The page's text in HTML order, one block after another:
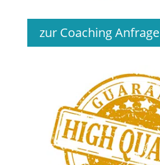
zur Coaching Anfrage